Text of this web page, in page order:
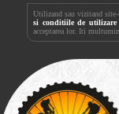
Utilizand sau vizitand
si conditiile de utilizare
acceptarea lor. Iti